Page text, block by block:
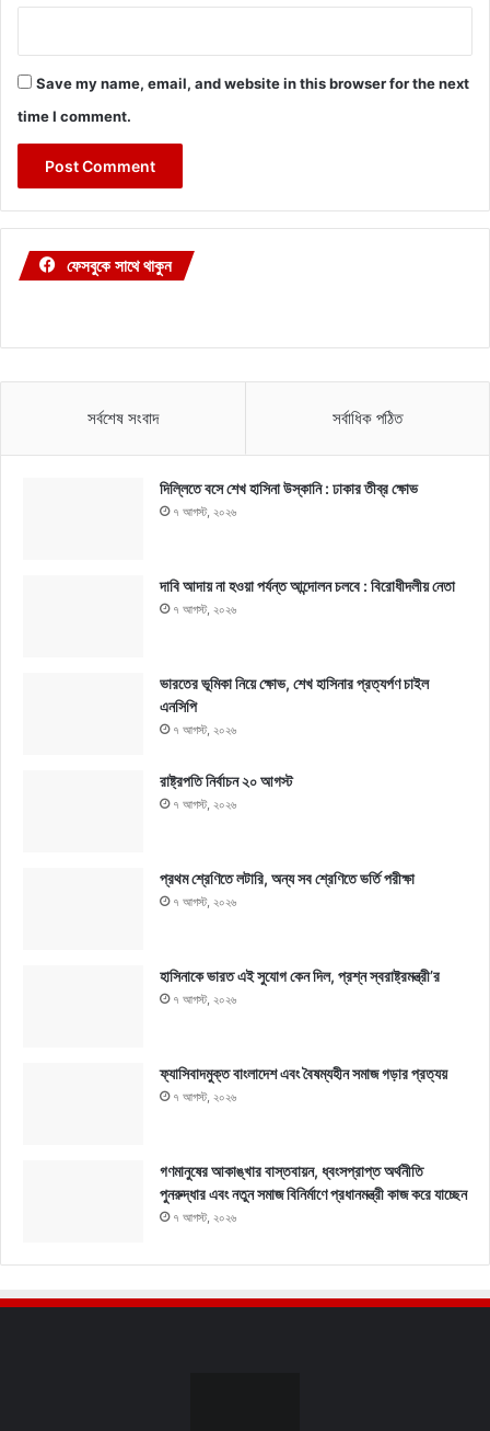
Save my name, email, and website in this browser for the next
time I comment.
ফেসবুকে সাথে থাকুন
সর্বশেষ সংবাদ সর্বাধিক পঠিত
দিল্লিতে বসে শেখ হাসিনা উস্কানি : ঢাকার তীব্র ক্ষোভ
৭ আগস্ট, ২০২৬
দাবি আদায় না হওয়া পর্যন্ত আন্দোলন চলবে : বিরোধীদলীয় নেতা
৭ আগস্ট, ২০২৬
ভারতের ভূমিকা নিয়ে ক্ষোভ, শেখ হাসিনার প্রত্যর্পণ চাইল
এনসিপি
৭ আগস্ট, ২০২৬
রাষ্ট্রপতি নির্বাচন ২০ আগস্ট
৭ আগস্ট, ২০২৬
প্রথম শ্রেণিতে লটারি, অন্য সব শ্রেণিতে ভর্তি পরীক্ষা
৭ আগস্ট, ২০২৬
হাসিনাকে ভারত এই সুযোগ কেন দিল, প্রশ্ন স্বরাষ্ট্রমন্ত্রী’র
৭ আগস্ট, ২০২৬
ফ্যাসিবাদমুক্ত বাংলাদেশ এবং বৈষম্যহীন সমাজ গড়ার প্রত্যয়
৭ আগস্ট, ২০২৬
গণমানুষের আকাঙ্খার বাস্তবায়ন, ধ্বংসপ্রাপ্ত অর্থনীতি
পুনরুদ্ধার এবং নতুন সমাজ বিনির্মাণে প্রধানমন্ত্রী কাজ করে যাচ্ছেন
৭ আগস্ট, ২০২৬